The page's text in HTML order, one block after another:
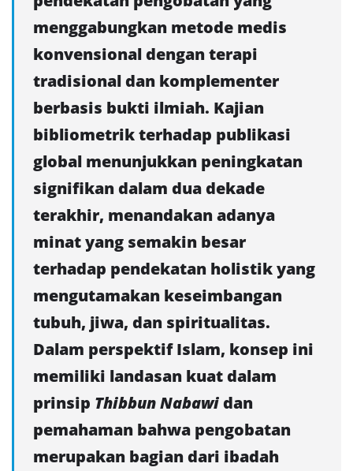
menggabungkan metode medis
konvensional dengan terapi
tradisional dan komplementer
berbasis bukti ilmiah. Kajian
bibliometrik terhadap publikasi
global menunjukkan peningkatan
signifikan dalam dua dekade
terakhir, menandakan adanya
minat yang semakin besar
terhadap pendekatan holistik yang
mengutamakan keseimbangan
tubuh, jiwa, dan spiritualitas.
Dalam perspektif Islam, konsep ini
memiliki landasan kuat dalam
prinsip Thibbun Nabawidan
pemahaman bahwa pengobatan
merupakan bagian dari ibadah